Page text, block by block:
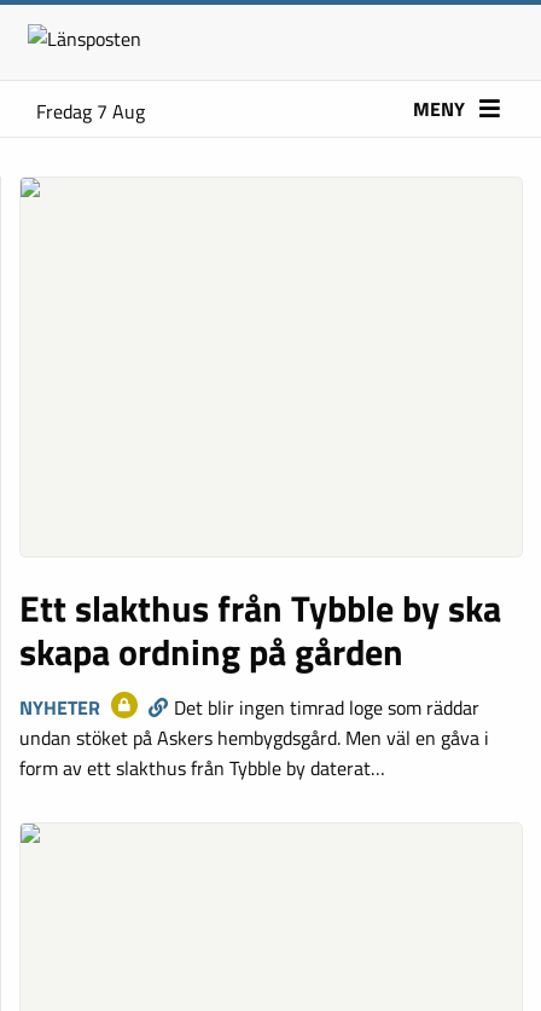
Fredag 7 Aug MENY
Ett slakthus från Tybble by ska
skapa ordning på gården
NYHETER
Det blir ingen timrad loge som räddar
undan stöket på Askers hembygdsgård. Men väl en gåva i
form av ett slakthus från Tybble by daterat…